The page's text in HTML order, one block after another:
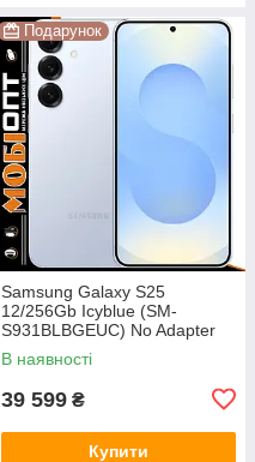
Подарунок
Samsung Galaxy S25
12/256Gb Icyblue (SM-
S931BLBGEUC) No Adapter
UA UCRF
В наявності
39 599 ₴
Купити